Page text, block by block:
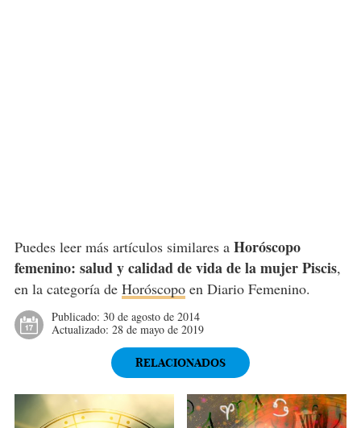
Puedes leer más artículos similares a Horóscopo
femenino: salud y calidad de vida de la mujer Piscis,
en la categoría de Horóscopoen Diario Femenino.
Publicado: 30 de agosto de 2014
Actualizado: 28 de mayo de 2019
RELACIONADOS